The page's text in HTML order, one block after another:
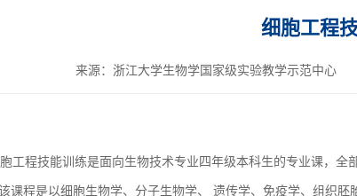
细胞工程
来源：浙江大学生物学国家级实验教学示范中心
工程技能训练是面向生物技术专业四年级本科生的专业课，全
课程是以细胞生物学、分子生物学、 遗传学、免疫学、组织胚